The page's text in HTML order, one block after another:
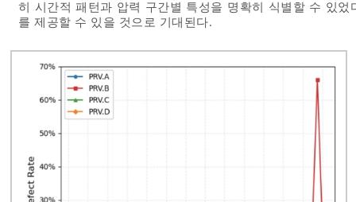
히 시간적 패턴과 압력 구간별 특성을 명확히 식별할 수 있
를 제공할 수 있을 것으로 기대된다.